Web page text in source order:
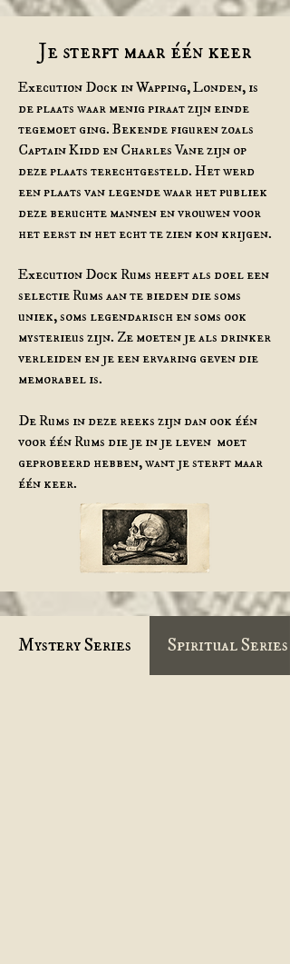
Je sterft maar één keer
Execution Dock in Wapping, Londen, is
de plaats waar menig piraat zijn einde
tegemoet ging. Bekende figuren zoals
Captain Kidd en Charles Vane zijn op
deze plaats terechtgesteld. Het werd
een plaats van legende waar het publiek
deze beruchte mannen en vrouwen voor
het eerst in het echt te zien kon krijgen.
Execution Dock Rums heeft als doel een
selectie Rums aan te bieden die soms
uniek, soms legendarisch en soms ook
mysterieus zijn. Ze moeten je als drinker
verleiden en je een ervaring geven die
memorabel is.
De Rums in deze reeks zijn dan ook één
voor één Rums die je in je leven moet
geprobeerd hebben, want je sterft maar
één keer.
Mystery Series Spiritual Series